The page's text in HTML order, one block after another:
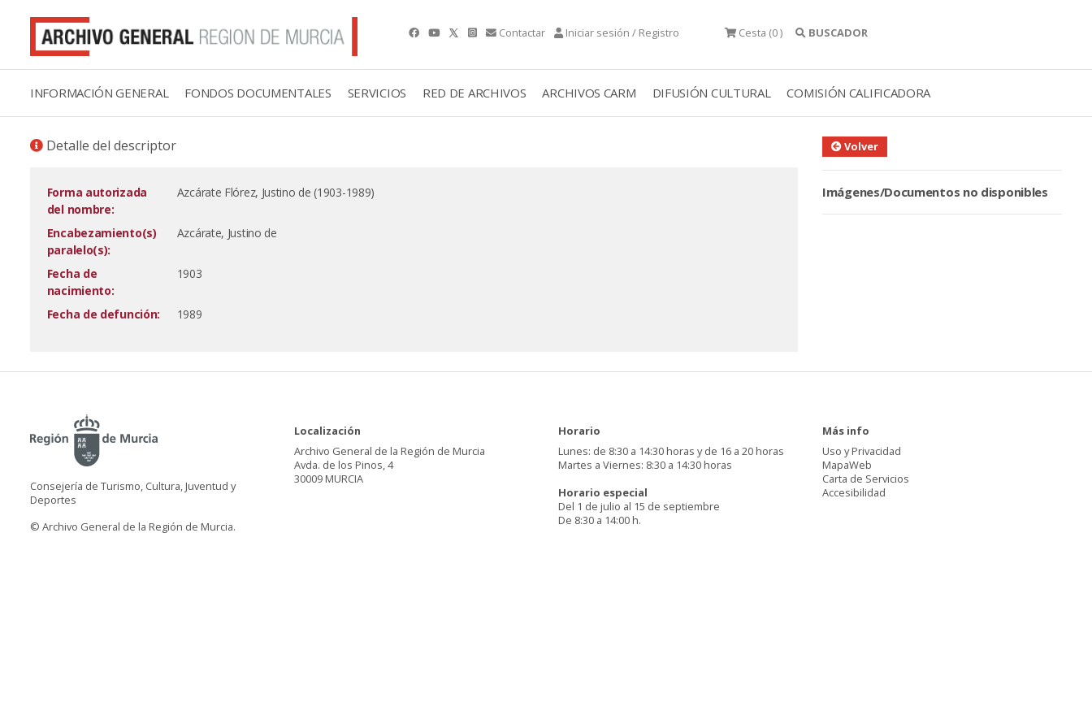
Contactar Iniciar sesión / Registro Cesta (0 ) BUSCADOR
INFORMACIÓN GENERAL FONDOS DOCUMENTALES SERVICIOS RED DE ARCHIVOS ARCHIVOS CARM DIFUSIÓN CULTURAL COMISIÓN CALIFICADORA
Detalle del descriptor
Forma autorizada
del nombre:
Azcárate Flórez, Justino de (1903-1989)
Encabezamiento(s)
paralelo(s):
Azcárate, Justino de
Fecha de
nacimiento:
1903
Fecha de defunción: 1989
Volver
Imágenes/Documentos no disponibles
Consejería de Turismo, Cultura, Juventud y
Deportes
© Archivo General de la Región de Murcia.
Localización
Archivo General de la Región de Murcia
Avda. de los Pinos, 4
30009 MURCIA
Horario
Lunes: de 8:30 a 14:30 horas y de 16 a 20 horas
Martes a Viernes: 8:30 a 14:30 horas
Horario especial
Del 1 de julio al 15 de septiembre
De 8:30 a 14:00 h.
Más info
Uso y Privacidad
MapaWeb
Carta de Servicios
Accesibilidad